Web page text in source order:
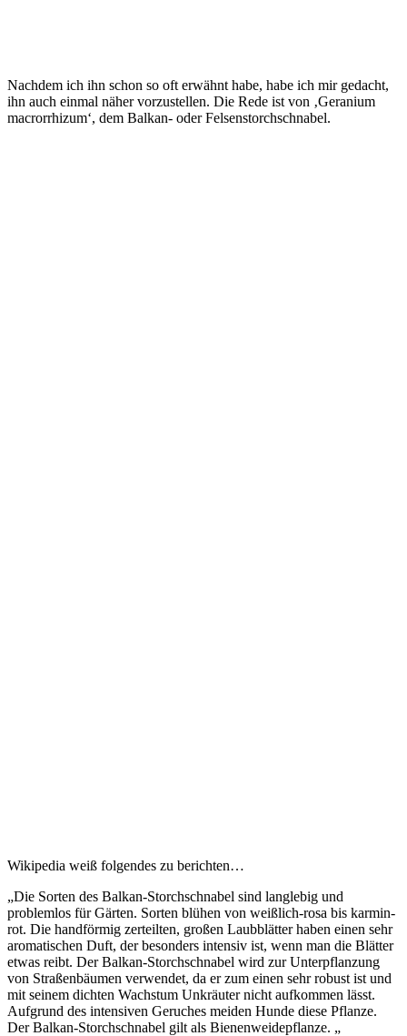
Nachdem ich ihn schon so oft erwähnt habe, habe ich mir gedacht,
ihn auch einmal näher vorzustellen. Die Rede ist von ‚Geranium
macrorrhizum‘, dem Balkan- oder Felsenstorchschnabel.
Wikipedia weiß folgendes zu berichten…
„Die Sorten des Balkan-Storchschnabel sind langlebig und
problemlos für Gärten. Sorten blühen von weißlich-rosa bis karmin-
rot. Die handförmig zerteilten, großen Laubblätter haben einen sehr
aromatischen Duft, der besonders intensiv ist, wenn man die Blätter
etwas reibt. Der Balkan-Storchschnabel wird zur Unterpflanzung
von Straßenbäumen verwendet, da er zum einen sehr robust ist und
mit seinem dichten Wachstum Unkräuter nicht aufkommen lässt.
Aufgrund des intensiven Geruches meiden Hunde diese Pflanze.
Der Balkan-Storchschnabel gilt als Bienenweidepflanze. „